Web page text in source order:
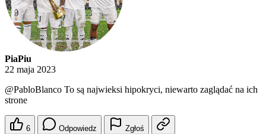
PiaPiu
22 maja 2023
@PabloBlanco To są najwieksi hipokryci, niewarto zaglądać na ich
strone
6 Odpowiedz Zgłoś